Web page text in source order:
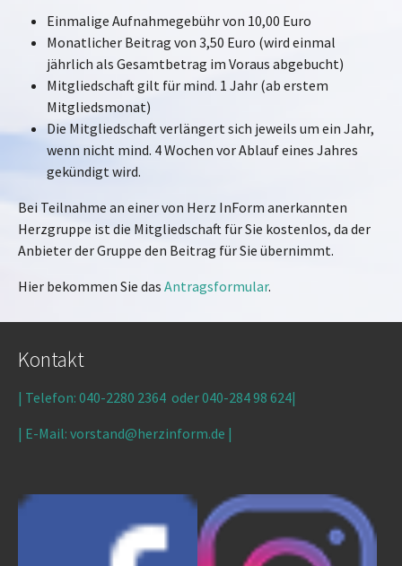
Einmalige Aufnahmegebühr von 10,00 Euro
Monatlicher Beitrag von 3,50 Euro (wird einmal
jährlich als Gesamtbetrag im Voraus abgebucht)
Mitgliedschaft gilt für mind. 1 Jahr (ab erstem
Mitgliedsmonat)
Die Mitgliedschaft verlängert sich jeweils um ein Jahr,
wenn nicht mind. 4 Wochen vor Ablauf eines Jahres
gekündigt wird.
Bei Teilnahme an einer von Herz InForm anerkannten
Herzgruppe ist die Mitgliedschaft für Sie kostenlos, da der
Anbieter der Gruppe den Beitrag für Sie übernimmt.
Hier bekommen Sie das Antragsformular.
Kontakt
| Telefon: 040-2280 2364 oder040-284 98 624|
| E-Mail: vorstand@herzinform.de |